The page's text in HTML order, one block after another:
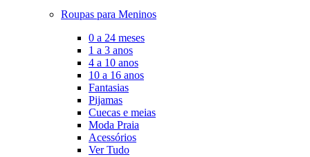
Roupas para Meninos
0 a 24 meses
1 a 3 anos
4 a 10 anos
10 a 16 anos
Fantasias
Pijamas
Cuecas e meias
Moda Praia
Acessórios
Ver Tudo